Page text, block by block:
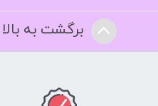
برگشت به بالا